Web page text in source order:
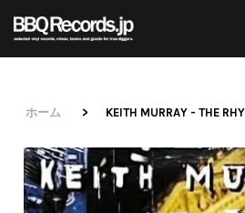
All・すべての商品
Soul / Funk / Jazz
Dance / Electronic
Goods / Accessory
New Arrivals
All・すべての商品
HipHop
HipHop
New Arrivals
LP
HipHop
80's Classics
90's Classics
LP
All
HipHop
1950s
All
Soul/Funk
ホーム > KEITH MURRAY - THE